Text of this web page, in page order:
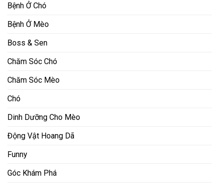
Bệnh Ở Chó
Bệnh Ở Mèo
Boss & Sen
Chăm Sóc Chó
Chăm Sóc Mèo
Chó
Dinh Dưỡng Cho Mèo
Động Vật Hoang Dã
Funny
Góc Khám Phá